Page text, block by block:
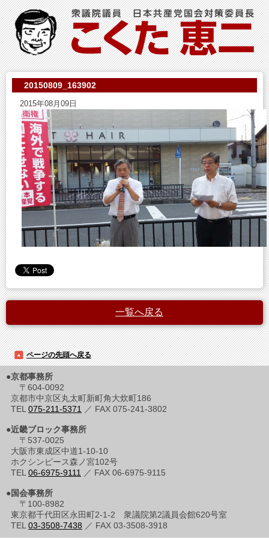
20150809_163902
2015年08月09日
一覧へ戻る
ページの先頭へ戻る
●京都事務所
〒604-0092
京都市中京区丸太町新町角大炊町186
TEL 075-211-5371 ／ FAX 075-241-3802
●近畿ブロック事務所
〒537-0025
大阪市東成区中道1-10-10
ホクシンピース森ノ宮102号
TEL 06-6975-9111 ／ FAX 06-6975-9115
●国会事務所
〒100-8982
東京都千代田区永田町2-1-2 衆議院第2議員会館620号室
TEL 03-3508-7438 ／ FAX 03-3508-3918